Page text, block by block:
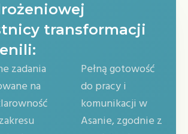
transformacji
zadania
na
Pełną gotowość
do pracy i
komunikacji w
Asanie, zgodnie z